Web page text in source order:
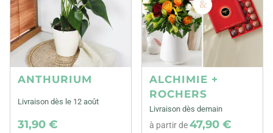
ANTHURIUM
Livraison dès le 12 août
31,90 €
ALCHIMIE +
ROCHERS
Livraison dès demain
à partir de47,90 €